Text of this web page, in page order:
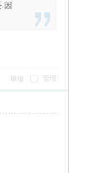
因
管理
舉報